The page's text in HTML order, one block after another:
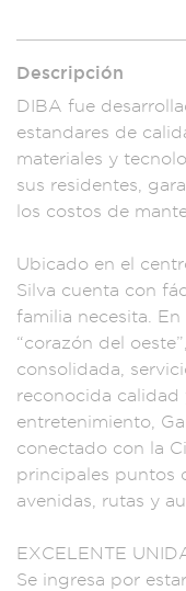
Descripción
DIBA fue desarro
estandares de
materiales y tecn
sus residentes, gara
los costos de
Ubicado en e l
Silva cuenta con fá
familia necesita .
“corazón del oes
consolidada ,
reconocida calidad
entretenimiento,
conectado con la
principales puntos
avenidas, rutas y
EXCELENTE
Se ingresa por